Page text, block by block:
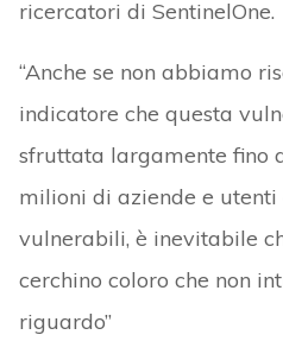
ricercatori di SentinelOne.
“Anche se non abbiamo
indicatore che questa
sfruttata largamente fino
milioni di aziende e
vulnerabili, è inevitabile
cerchino coloro che non
riguardo”